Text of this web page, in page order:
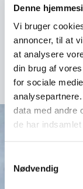
Denne
Vi bruger
annoncer, til at
at analysere
din brug af
for sociale
data med andre
de har
Nødvendig
mindske stress
arbejde og
der rammer
enkelte
både